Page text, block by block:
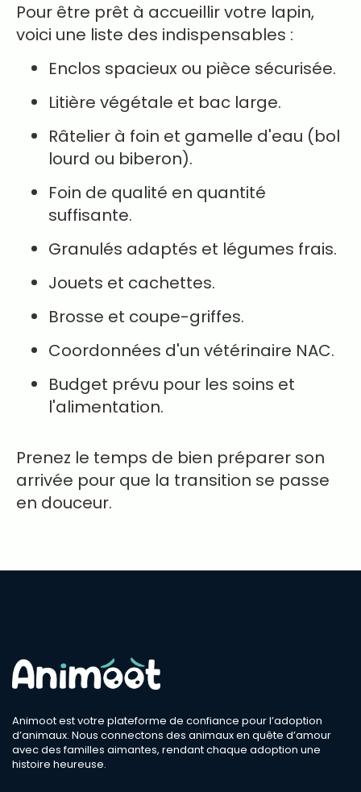
Pour être prêt à accueillir votre lapin,
voici une liste des indispensables :
Enclos spacieux ou pièce sécurisée.
Litière végétale et bac large.
Râtelier à foin et gamelle d'eau (bol
lourd ou biberon).
Foin de qualité en quantité
suffisante.
Granulés adaptés et légumes frais.
Jouets et cachettes.
Brosse et coupe-griffes.
Coordonnées d'un vétérinaire NAC.
Budget prévu pour les soins et
l'alimentation.
Prenez le temps de bien préparer son
arrivée pour que la transition se passe
en douceur.
Animoot est votre plateforme de confiance pour l’adoption
d’animaux. Nous connectons des animaux en quête d’amour
avec des familles aimantes, rendant chaque adoption une
histoire heureuse.